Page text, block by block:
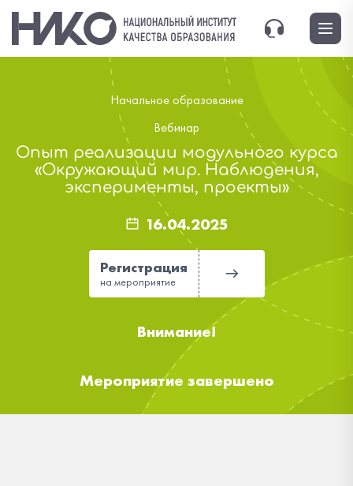
Начальное образование
Вебинар
Опыт реализации модульного курса
«Окружающий мир. Наблюдения,
эксперименты, проекты»
16.04.2025
Регистрация
на мероприятие
Внимание!
Мероприятие завершено